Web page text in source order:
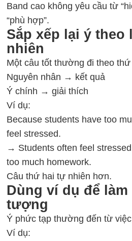
Band cao không yêu cầu từ
“phù hợp”.
Sắp xếp lại ý
nhiên
Một câu tốt thường đi theo
Nguyên nhân → kết quả
Ý chính → giải thích
Ví dụ:
Because students have too
feel stressed.
→ Students often feel
too much homework.
Câu thứ hai tự nhiên hơn.
Dùng ví dụ để
tượng
Ý phức tạp thường đến từ
Ví dụ: